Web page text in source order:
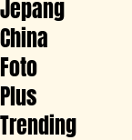
Jepang
China
Foto
Plus
Trending